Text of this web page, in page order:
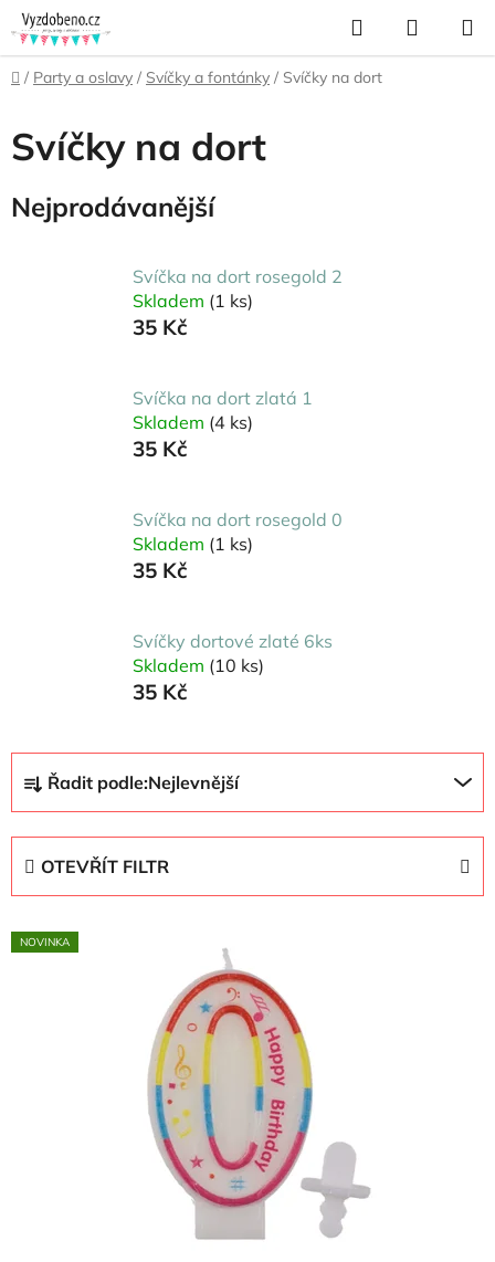
Přejít
na
obsah
Hledat
KOŠÍK
Domů
/ Party a oslavy / Svíčky a fontánky / Svíčky na dort
Svíčky na dort
Nejprodávanější
Svíčka na dort rosegold 2
Skladem (1 ks)
35 Kč
Svíčka na dort zlatá 1
Skladem (4 ks)
35 Kč
Svíčka na dort rosegold 0
Skladem (1 ks)
35 Kč
Svíčky dortové zlaté 6ks
Skladem (10 ks)
35 Kč
a
z
p
Řadit podle:Nejlevnější
OTEVŘÍT FILTR
V
ý
NOVINKA